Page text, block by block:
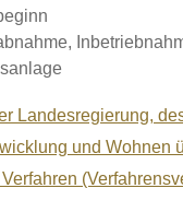
Landesregierung,
und Wohnen